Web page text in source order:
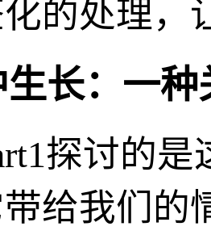
的处理，
生长：一
探讨的
给我们的